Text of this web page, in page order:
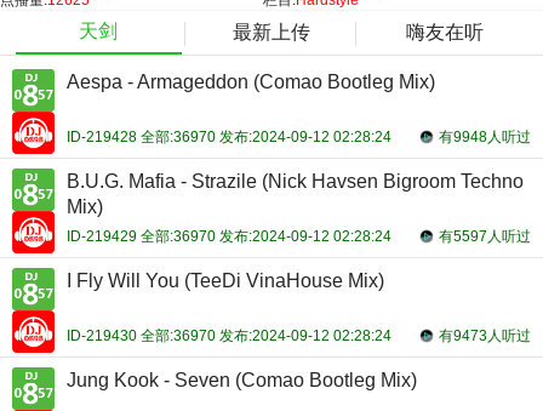
天剑 最新上传 嗨友在听
Aespa - Armageddon (Comao Bootleg Mix)
有9948人听过
ID-219428 全部:36970 发布:2024-09-12 02:28:24
B.U.G. Mafia - Strazile (Nick Havsen Bigroom Techno
Mix)
有5597人听过
ID-219429 全部:36970 发布:2024-09-12 02:28:24
I Fly Will You (TeeDi VinaHouse Mix)
有9473人听过
ID-219430 全部:36970 发布:2024-09-12 02:28:24
Jung Kook - Seven (Comao Bootleg Mix)